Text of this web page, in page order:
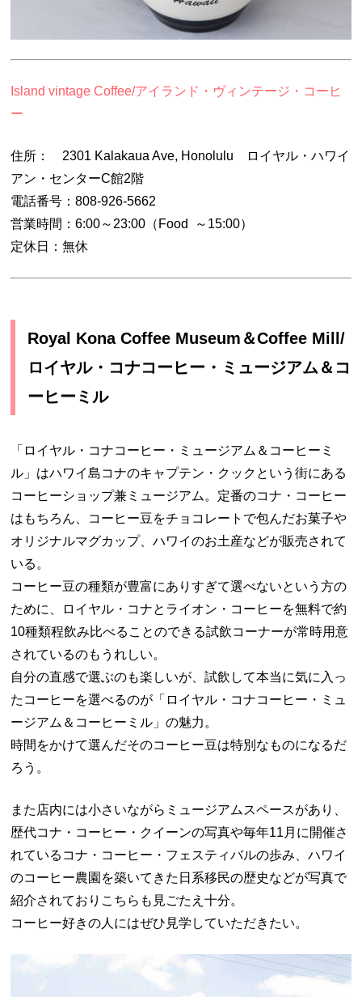
Island vintage Coffee/アイランド・ヴィンテージ・コーヒ
ー
住所： 2301 Kalakaua Ave, Honolulu ロイヤル・ハワイ
アン・センターC館2階
電話番号：808-926-5662
営業時間：6:00～23:00（Food ～15:00）
定休日：無休
Royal Kona Coffee Museum＆Coffee Mill/
ロイヤル・コナコーヒー・ミュージアム＆コ
ーヒーミル
「ロイヤル・コナコーヒー・ミュージアム＆コーヒーミ
ル」はハワイ島コナのキャプテン・クックという街にある
コーヒーショップ兼ミュージアム。定番のコナ・コーヒー
はもちろん、コーヒー豆をチョコレートで包んだお菓子や
オリジナルマグカップ、ハワイのお土産などが販売されて
いる。
コーヒー豆の種類が豊富にありすぎて選べないという方の
ために、ロイヤル・コナとライオン・コーヒーを無料で約
10種類程飲み比べることのできる試飲コーナーが常時用意
されているのもうれしい。
自分の直感で選ぶのも楽しいが、試飲して本当に気に入っ
たコーヒーを選べるのが「ロイヤル・コナコーヒー・ミュ
ージアム＆コーヒーミル」の魅力。
時間をかけて選んだそのコーヒー豆は特別なものになるだ
ろう。
また店内には小さいながらミュージアムスペースがあり、
歴代コナ・コーヒー・クイーンの写真や毎年11月に開催さ
れているコナ・コーヒー・フェスティバルの歩み、ハワイ
のコーヒー農園を築いてきた日系移民の歴史などが写真で
紹介されておりこちらも見ごたえ十分。
コーヒー好きの人にはぜひ見学していただきたい。